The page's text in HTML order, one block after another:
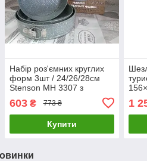
Набір роз'ємних круглих
форм 3шт / 24/26/28см
Stenson MH 3307 з
603₴ 773 ₴
Купити
1